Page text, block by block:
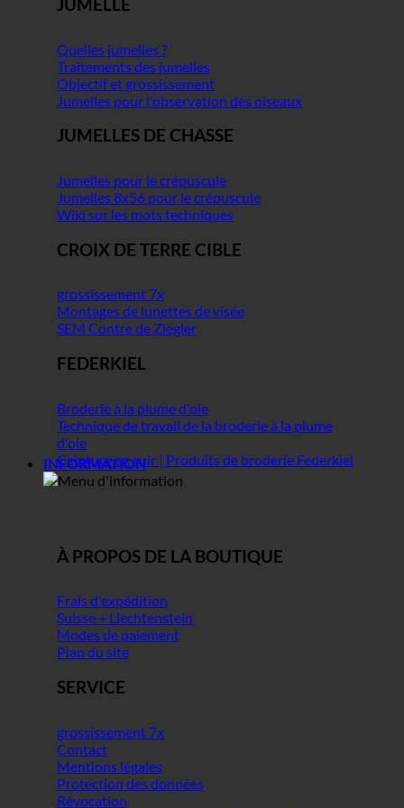
JUMELLE
Quelles jumelles ?
Traitements des jumelles
Objectif et grossissement
Jumelles pour l'observation des oiseaux
JUMELLES DE CHASSE
Jumelles pour le crépuscule
Jumelles 8x56 pour le crépuscule
Wiki sur les mots techniques
CROIX DE TERRE CIBLE
grossissement 7x
Montages de lunettes de visée
SEM Contre de Ziegler
FEDERKIEL
Broderie à la plume d'oie
Technique de travail de la broderie à la plume
d'oie
Ceinture en cuir | Produits de broderie Federkiel
INFORMATION
À PROPOS DE LA BOUTIQUE
Frais d'expédition
Suisse + Liechtenstein
Modes de paiement
Plan du site
SERVICE
grossissement 7x
Contact
Mentions légales
Protection des données
Révocation